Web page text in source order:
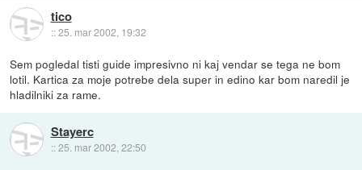
tico
::25. mar 2002, 19:32
Sem pogledal tisti guide impresivno ni kaj vendar se tega ne bom
lotil. Kartica za moje potrebe dela super in edino kar bom naredil je
hladilniki za rame.
Stayerc
::25. mar 2002, 22:50